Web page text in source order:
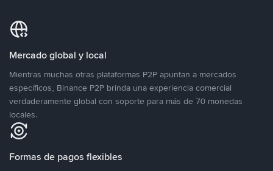
Mercado global y local
Mientras muchas otras plataformas P2P apuntan a mercados
específicos, Binance P2P brinda una experiencia comercial
verdaderamente global con soporte para más de 70 monedas
locales.
Formas de pagos flexibles